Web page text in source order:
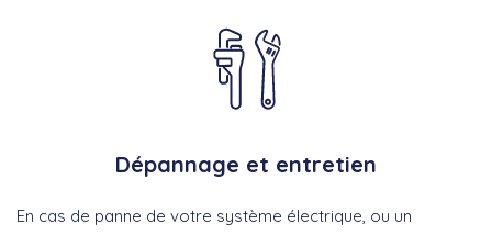
Dépannage et entretien
En cas de panne de votre système électrique, ou un